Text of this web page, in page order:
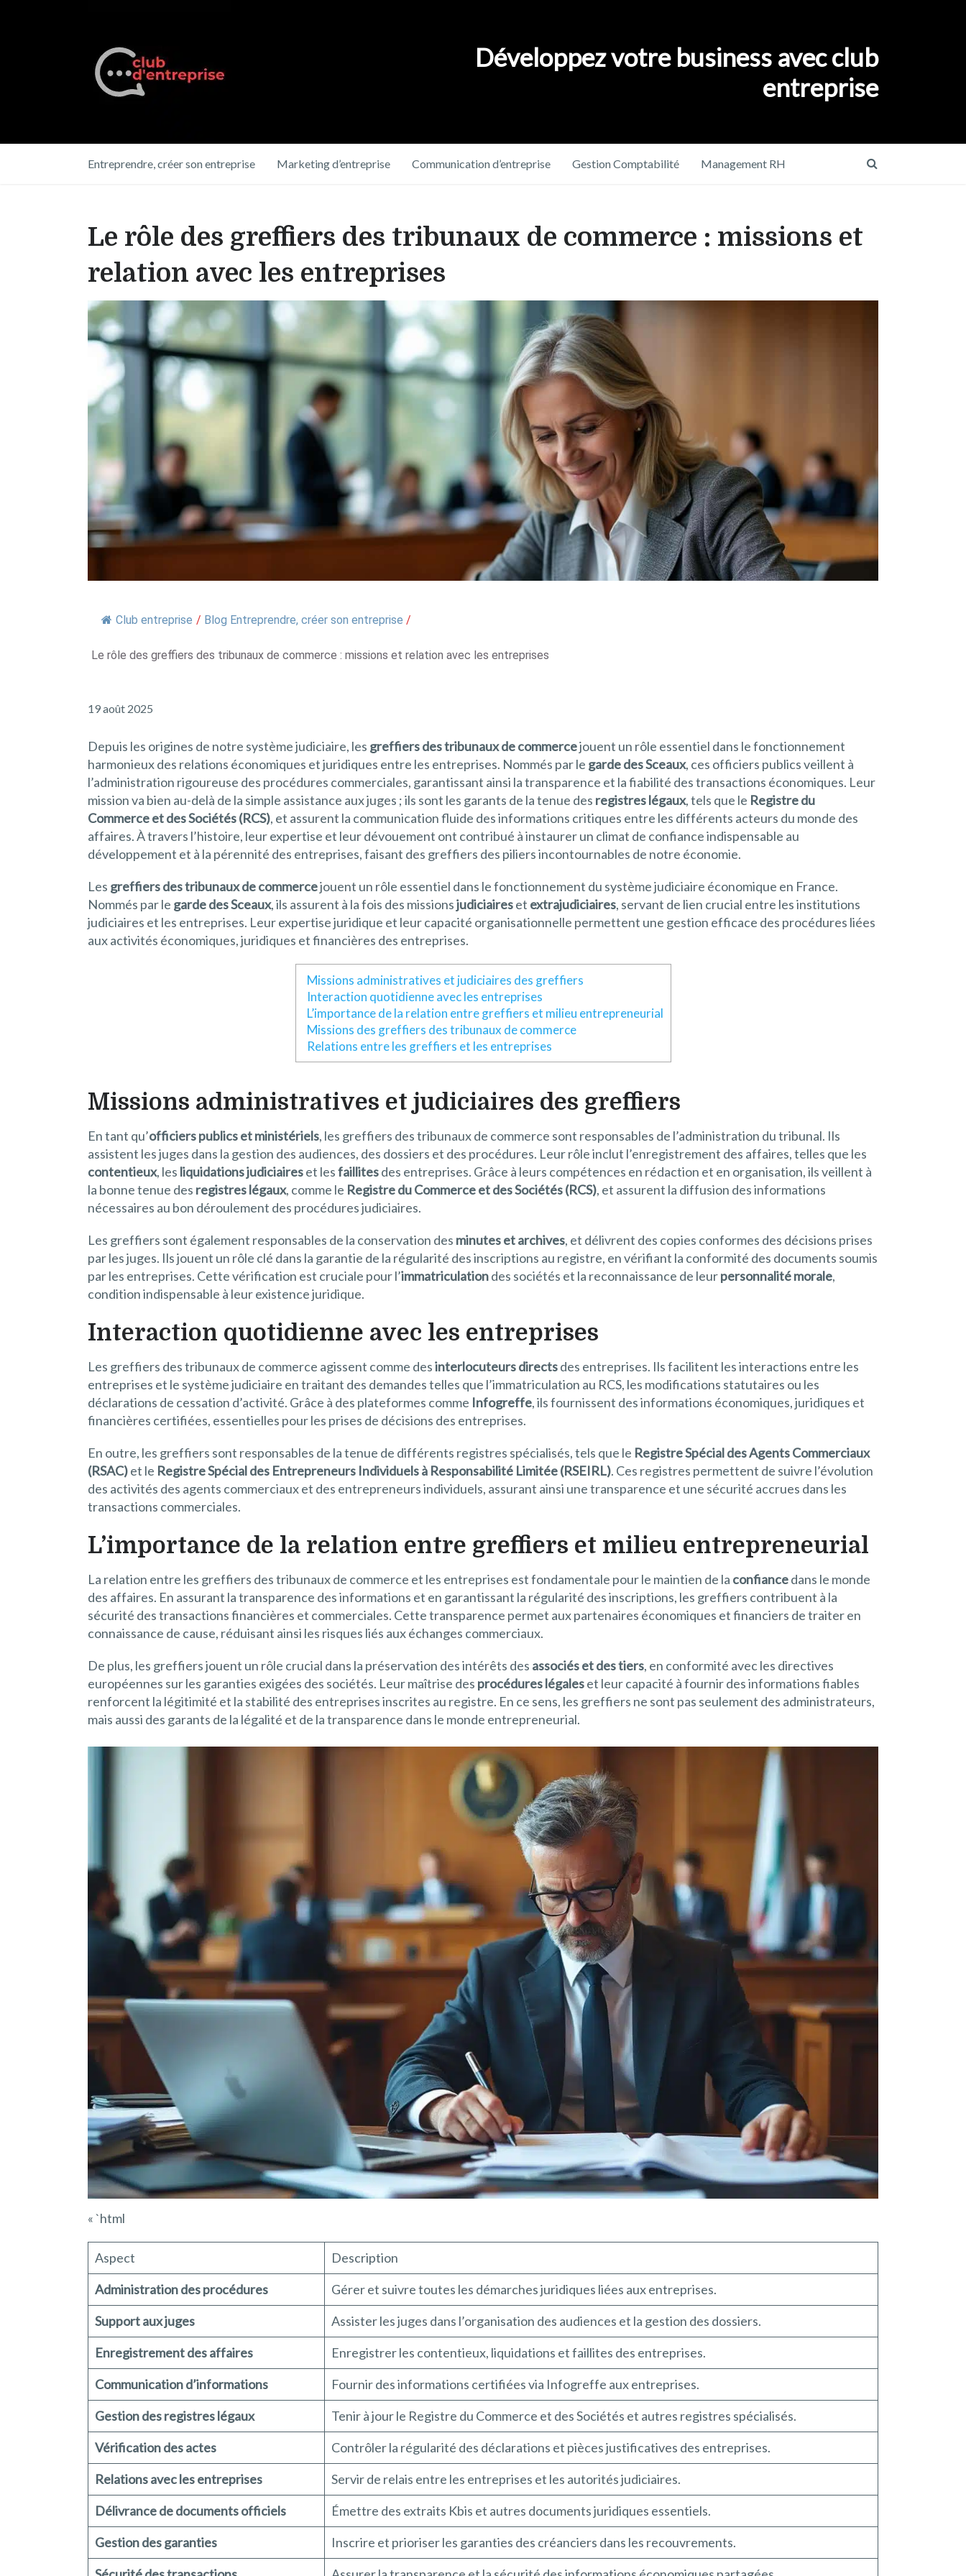
Développez votre business avec club
entreprise
Entreprendre, créer son entreprise Marketing d’entreprise Communication d’entreprise Gestion Comptabilité Management RH
Le rôle des greffiers des tribunaux de commerce : missions et
relation avec les entreprises
Club entreprise / Blog Entreprendre, créer son entreprise /
Le rôle des greffiers des tribunaux de commerce : missions et relation avec les entreprises
19 août 2025
Depuis les origines de notre système judiciaire, les greffiers des tribunaux de commercejouent un rôle essentiel dans le fonctionnement
harmonieux des relations économiques et juridiques entre les entreprises. Nommés par le garde des Sceaux, ces officiers publics veillent à
l’administration rigoureuse des procédures commerciales, garantissant ainsi la transparence et la fiabilité des transactions économiques. Leur
mission va bien au-delà de la simple assistance aux juges ; ils sont les garants de la tenue des registres légaux, tels que le Registre du
Commerce et des Sociétés (RCS), et assurent la communication fluide des informations critiques entre les différents acteurs du monde des
affaires. À travers l’histoire, leur expertise et leur dévouement ont contribué à instaurer un climat de confiance indispensable au
développement et à la pérennité des entreprises, faisant des greffiers des piliers incontournables de notre économie.
Les greffiers des tribunaux de commercejouent un rôle essentiel dans le fonctionnement du système judiciaire économique en France.
Nommés par le garde des Sceaux, ils assurent à la fois des missionsjudiciaireset extrajudiciaires, servant de lien crucial entre les institutions
judiciaires et les entreprises. Leur expertise juridique et leur capacité organisationnelle permettent une gestion efficace des procédures liées
aux activités économiques, juridiques et financières des entreprises.
Missions administratives et judiciaires des greffiers
Interaction quotidienne avec les entreprises
L’importance de la relation entre greffiers et milieu entrepreneurial
Missions des greffiers des tribunaux de commerce
Relations entre les greffiers et les entreprises
Missions administratives et judiciaires des greffiers
En tant qu’officiers publics et ministériels, les greffiers des tribunaux de commerce sont responsables de l’administration du tribunal. Ils
assistent les juges dans la gestion des audiences, des dossiers et des procédures. Leur rôle inclut l’enregistrement des affaires, telles que les
contentieux, les liquidations judiciaireset lesfaillitesdes entreprises. Grâce à leurs compétences en rédaction et en organisation, ils veillent à
la bonne tenue des registres légaux, comme le Registre du Commerce et des Sociétés (RCS), et assurent la diffusion des informations
nécessaires au bon déroulement des procédures judiciaires.
Les greffiers sont également responsables de la conservation des minutes et archives, et délivrent des copies conformes des décisions prises
par les juges. Ils jouent un rôle clé dans la garantie de la régularité des inscriptions au registre, en vérifiant la conformité des documents soumis
par les entreprises. Cette vérification est cruciale pour l’immatriculationdes sociétés et la reconnaissance de leurpersonnalité morale,
condition indispensable à leur existence juridique.
Interaction quotidienne avec les entreprises
Les greffiers des tribunaux de commerce agissent comme desinterlocuteurs directsdes entreprises. Ils facilitent les interactions entre les
entreprises et le système judiciaire en traitant des demandes telles que l’immatriculation au RCS, les modifications statutaires ou les
déclarations de cessation d’activité. Grâce à des plateformes comme Infogreffe, ils fournissent des informations économiques, juridiques et
financières certifiées, essentielles pour les prises de décisions des entreprises.
En outre, les greffiers sont responsables de la tenue de différents registres spécialisés, tels que le Registre Spécial des Agents Commerciaux
(RSAC)et le Registre Spécial des Entrepreneurs Individuels à Responsabilité Limitée (RSEIRL). Ces registres permettent de suivre l’évolution
des activités des agents commerciaux et des entrepreneurs individuels, assurant ainsi une transparence et une sécurité accrues dans les
transactions commerciales.
L’importance de la relation entre greffiers et milieu entrepreneurial
La relation entre les greffiers des tribunaux de commerce et les entreprises est fondamentale pour le maintien de la confiancedans le monde
des affaires. En assurant la transparence des informations et en garantissant la régularité des inscriptions, les greffiers contribuent à la
sécurité des transactions financières et commerciales. Cette transparence permet aux partenaires économiques et financiers de traiter en
connaissance de cause, réduisant ainsi les risques liés aux échanges commerciaux.
De plus, les greffiers jouent un rôle crucial dans la préservation des intérêts des associés et des tiers, en conformité avec les directives
européennes sur les garanties exigées des sociétés. Leur maîtrise des procédures légaleset leur capacité à fournir des informations fiables
renforcent la légitimité et la stabilité des entreprises inscrites au registre. En ce sens, les greffiers ne sont pas seulement des administrateurs,
mais aussi des garants de la légalité et de la transparence dans le monde entrepreneurial.
« `html
Aspect
Description
Administration des procédures
Gérer et suivre toutes les démarches juridiques liées aux entreprises.
Support aux juges
Assister les juges dans l’organisation des audiences et la gestion des dossiers.
Enregistrement des affaires
Enregistrer les contentieux, liquidations et faillites des entreprises.
Communication d’informations
Fournir des informations certifiées via Infogreffe aux entreprises.
Gestion des registres légaux
Tenir à jour le Registre du Commerce et des Sociétés et autres registres spécialisés.
Vérification des actes
Contrôler la régularité des déclarations et pièces justificatives des entreprises.
Relations avec les entreprises
Servir de relais entre les entreprises et les autorités judiciaires.
Délivrance de documents officiels
Émettre des extraits Kbis et autres documents juridiques essentiels.
Gestion des garanties
Inscrire et prioriser les garanties des créanciers dans les recouvrements.